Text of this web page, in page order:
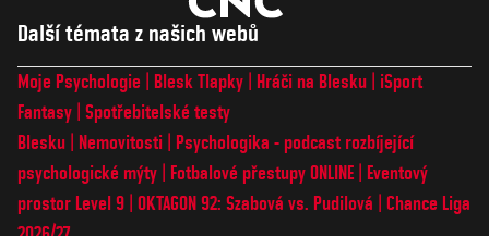
Další témata z našich webů
Moje Psychologie Blesk Tlapky Hráči na Blesku
iSport
Fantasy Spotřebitelské testy
Blesku
Nemovitosti
Psychologika - podcast rozbíjející
psychologické mýty
Fotbalové přestupy ONLINE
Eventový
prostor Level 9 OKTAGON 92: Szabová vs. Pudilová
Chance Liga